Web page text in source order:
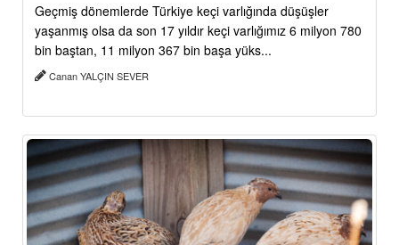
Geçmiş dönemlerde Türkiye keçi varlığında düşüşler
yaşanmış olsa da son 17 yıldır keçi varlığımız 6 milyon 780
bin baştan, 11 milyon 367 bin başa yüks...
Canan YALÇIN SEVER